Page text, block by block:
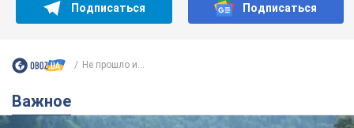
Подписаться Подписаться
Не прошло и...
Важное